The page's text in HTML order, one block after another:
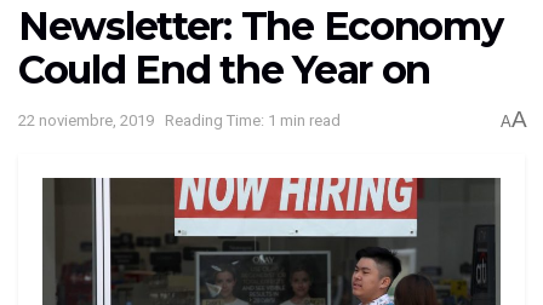
Newsletter: The Economy
Could End the Year on
22 noviembre, 2019 Reading Time: 1 min read AA